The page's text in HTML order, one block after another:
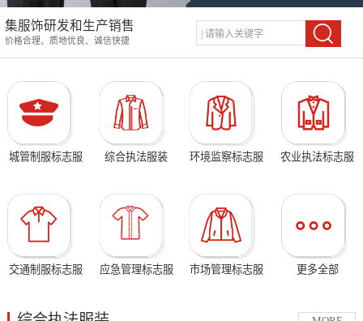
集服饰研发和生产销售
价格合理、质地优良、诚信快捷
城管制服标志服 综合执法服装 环境监察标志服 农业执法标志服
交通制服标志服 应急管理标志服 市场管理标志服 更多全部